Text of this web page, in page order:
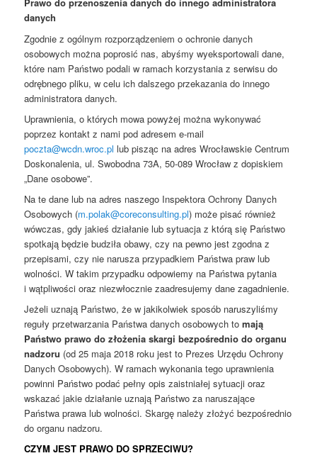
Prawo do przenoszenia danych do innego administratora
danych
Zgodnie z ogólnym rozporządzeniem o ochronie danych
osobowych można poprosić nas, abyśmy wyeksportowali dane,
które nam Państwo podali w ramach korzystania z serwisu do
odrębnego pliku, w celu ich dalszego przekazania do innego
administratora danych.
Uprawnienia, o których mowa powyżej można wykonywać
poprzez kontakt z nami pod adresem e-mail
poczta@wcdn.wroc.pl lub pisząc na adres Wrocławskie Centrum
Doskonalenia, ul. Swobodna 73A, 50-089 Wrocław z dopiskiem
„Dane osobowe”.
Na te dane lub na adres naszego Inspektora Ochrony Danych
Osobowych (m.polak@coreconsulting.pl) może pisać również
wówczas, gdy jakieś działanie lub sytuacja z którą się Państwo
spotkają będzie budziła obawy, czy na pewno jest zgodna z
przepisami, czy nie narusza przypadkiem Państwa praw lub
wolności. W takim przypadku odpowiemy na Państwa pytania
i wątpliwości oraz niezwłocznie zaadresujemy dane zagadnienie.
Jeżeli uznają Państwo, że w jakikolwiek sposób naruszyliśmy
reguły przetwarzania Państwa danych osobowych tomają
Państwo prawo do złożenia skargi bezpośrednio do organu
nadzoru (od 25 maja 2018 roku jest to Prezes Urzędu Ochrony
Danych Osobowych). W ramach wykonania tego uprawnienia
powinni Państwo podać pełny opis zaistniałej sytuacji oraz
wskazać jakie działanie uznają Państwo za naruszające
Państwa prawa lub wolności. Skargę należy złożyć bezpośrednio
do organu nadzoru.
CZYM JEST PRAWO DO SPRZECIWU?